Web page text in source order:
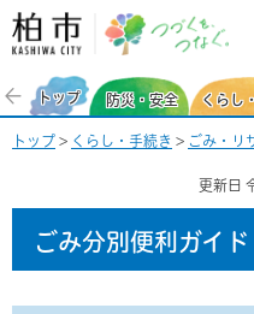
柏市 つづくを、
トップ 防災・安全 くらし
トップ > くらし・手続き > ごみ・リ
更新日
ごみ分別便利ガイド